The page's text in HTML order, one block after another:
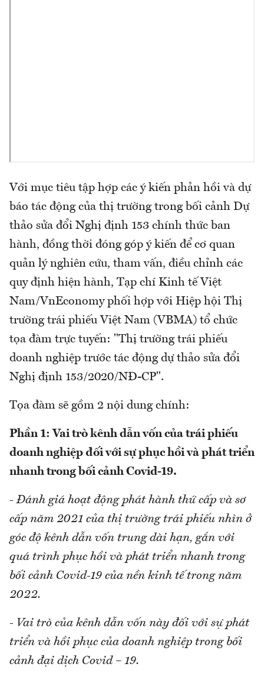
Với mục tiêu tập hợp các ý kiến phản hồi và dự
báo tác động của thị trường trong bối cảnh Dự
thảo sửa đổi Nghị định 153 chính thức ban
hành, đồng thời đóng góp ý kiến để cơ quan
quản lý nghiên cứu, tham vấn, điều chỉnh các
quy định hiện hành, Tạp chí Kinh tế Việt
Nam/VnEconomy phối hợp với Hiệp hội Thị
trường trái phiếu Việt Nam (VBMA) tổ chức
tọa đàm trực tuyến: "Thị trường trái phiếu
doanh nghiệp trước tác động dự thảo sửa đổi
Nghị định 153/2020/NĐ-CP".
Tọa đàm sẽ gồm 2 nội dung chính:
Phần 1: Vai trò kênh dẫn vốn của trái phiếu
doanh nghiệp đối với sự phục hồi và phát triển
nhanh trong bối cảnh Covid-19.
- Đánh giá hoạt động phát hành thứ cấp và sơ
cấp năm 2021 của thị trường trái phiếu nhìn ở
góc độ kênh dẫn vốn trung dài hạn, gắn với
quá trình phục hồi và phát triển nhanh trong
bối cảnh Covid-19 của nền kinh tế trong năm
2022.
- Vai trò của kênh dẫn vốn này đối với sự phát
triển và hồi phục của doanh nghiệp trong bối
cảnh đại dịch Covid – 19.